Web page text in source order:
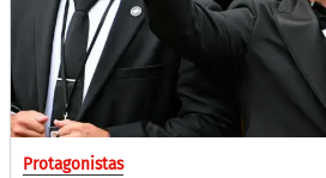
Protagonistas